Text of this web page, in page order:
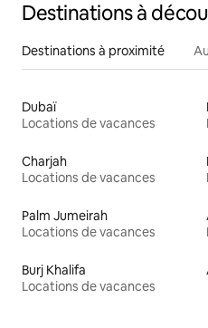
Destinations à
Destinations à proximité
Dubaï
Locations de vacances
Charjah
Locations de vacances
Palm Jumeirah
Locations de vacances
Burj Khalifa
Locations de vacances